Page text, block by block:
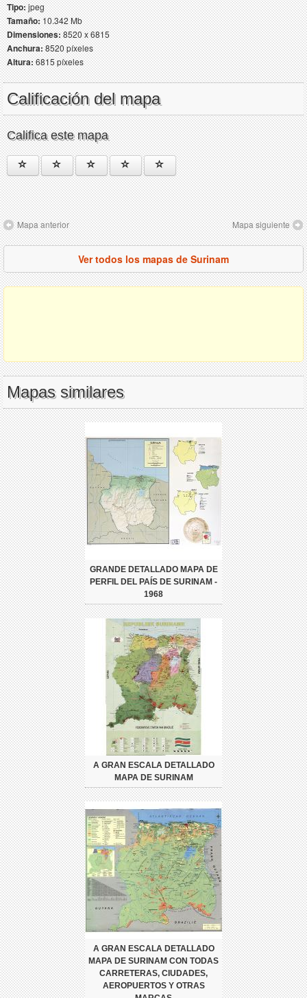
Tipo:jpeg
Tamaño:10.342 Mb
Dimensiones:8520 x 6815
Anchura:8520 píxeles
Altura:6815 píxeles
Calificación del mapa
Califica este mapa
Mapa anterior Mapa siguiente
Ver todos los mapas de Surinam
Mapas similares
GRANDE DETALLADO MAPA DE
PERFIL DEL PAÍS DE SURINAM -
1968
A GRAN ESCALA DETALLADO
MAPA DE SURINAM
A GRAN ESCALA DETALLADO
MAPA DE SURINAM CON TODAS
CARRETERAS, CIUDADES,
AEROPUERTOS Y OTRAS